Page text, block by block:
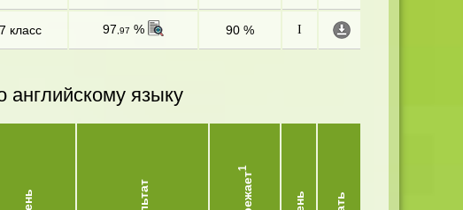
7 класс 97 ,97 % 90 % I
английскому языку
1